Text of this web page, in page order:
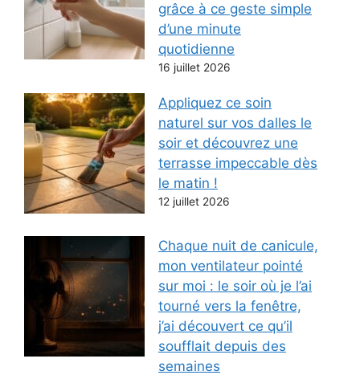
grâce à ce geste simple
d’une minute
quotidienne
16 juillet 2026
Appliquez ce soin
naturel sur vos dalles le
soir et découvrez une
terrasse impeccable dès
le matin !
12 juillet 2026
Chaque nuit de canicule,
mon ventilateur pointé
sur moi : le soir où je l’ai
tourné vers la fenêtre,
j’ai découvert ce qu’il
soufflait depuis des
semaines